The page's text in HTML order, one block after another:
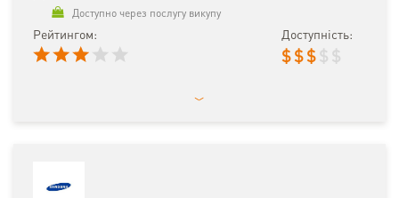
Доступно через послугу викупу
Рейтингом: Доступність:
$ $ $ $ $